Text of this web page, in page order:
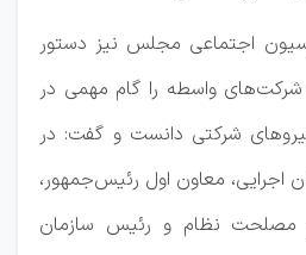
اجتماعی مجلس نیز دستور
واسطه را گام مهمی در
شرکتی دانست و گفت: در
اجرایی، معاون اول رئیس‌جمهور،
نظام و رئیس سازمان